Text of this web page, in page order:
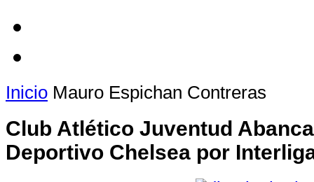
Inicio Mauro Espichan Contreras
Club Atlético Juventud
Deportivo Chelsea por